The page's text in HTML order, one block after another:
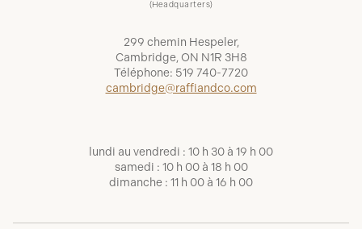
(Headquarters)
299 chemin Hespeler,
Cambridge, ON N1R 3H8
Téléphone: 519 740-7720
cambridge@raffiandco.com
lundi au vendredi : 10 h 30 à 19 h 00
samedi : 10 h 00 à 18 h 00
dimanche : 11 h 00 à 16 h 00